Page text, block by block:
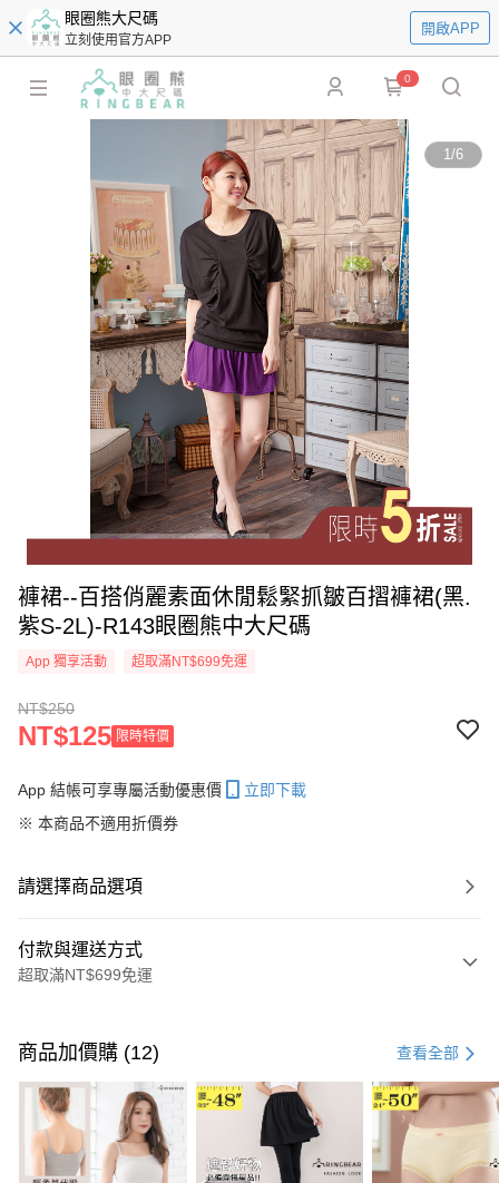
眼圈熊大尺碼
立刻使用官方APP
開啟APP
0
1/6
褲裙--百搭俏麗素面休閒鬆緊抓皺百摺褲裙(黑.
紫S-2L)-R143眼圈熊中大尺碼
App 獨享活動 超取滿NT$699免運
NT$250
NT$125 限時特價
App 結帳可享專屬活動優惠價
立即下載
※ 本商品不適用折價券
請選擇商品選項
付款與運送方式
超取滿NT$699免運
信用卡一次付款
超商取貨付款
LINE Pay
Apple Pay
商品加價購 (12) 查看全部